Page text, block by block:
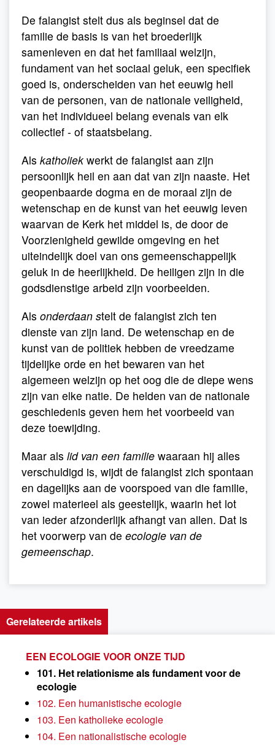
De falangist stelt dus als beginsel dat de
familie de basis is van het broederlijk
samenleven en dat het familiaal welzijn,
fundament van het sociaal geluk, een specifiek
goed is, onderscheiden van het eeuwig heil
van de personen, van de nationale veiligheid,
van het individueel belang evenals van elk
collectief - of staatsbelang.
Als katholiek werkt de falangist aan zijn
persoonlijk heil en aan dat van zijn naaste. Het
geopenbaarde dogma en de moraal zijn de
wetenschap en de kunst van het eeuwig leven
waarvan de Kerk het middel is, de door de
Voorzienigheid gewilde omgeving en het
uiteindelijk doel van ons gemeenschappelijk
geluk in de heerlijkheid. De heiligen zijn in die
godsdienstige arbeid zijn voorbeelden.
Als onderdaan stelt de falangist zich ten
dienste van zijn land. De wetenschap en de
kunst van de politiek hebben de vreedzame
tijdelijke orde en het bewaren van het
algemeen welzijn op het oog die de diepe wens
zijn van elke natie. De helden van de nationale
geschiedenis geven hem het voorbeeld van
deze toewijding.
Maar als lid van een familie waaraan hij alles
verschuldigd is, wijdt de falangist zich spontaan
en dagelijks aan de voorspoed van die familie,
zowel materieel als geestelijk, waarin het lot
van ieder afzonderlijk afhangt van allen. Dat is
het voorwerp van de ecologie van de
gemeenschap.
Gerelateerde artikels
EEN ECOLOGIE VOOR ONZE TIJD
101. Het relationisme als fundament voor de
ecologie
102. Een humanistische ecologie
103. Een katholieke ecologie
104. Een nationalistische ecologie